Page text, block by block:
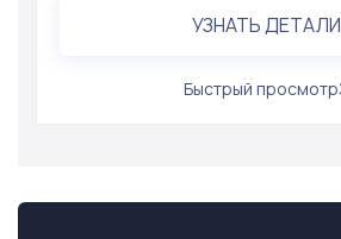
УЗНАТЬ ДЕТАЛИ
Быстрый просмотр